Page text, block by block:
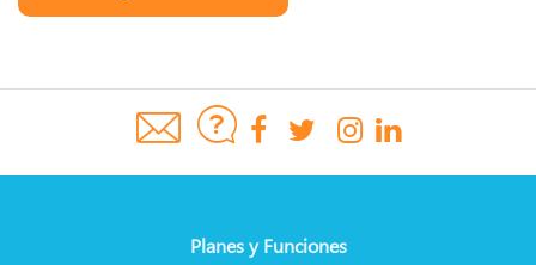
Planes y Funciones